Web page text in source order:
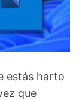
estás harto
que